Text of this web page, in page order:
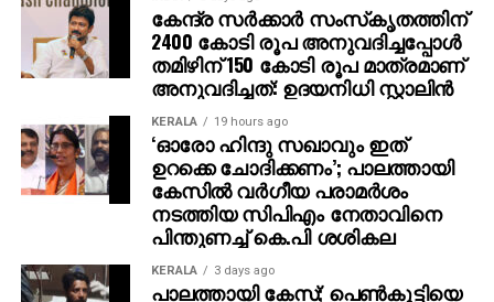
കേന്ദ്ര സര്‍ക്കാര്‍ സംസ്‌കൃതത്തിന്
2400 കോടി രൂപ അനുവദിച്ചപ്പോള്‍
തമിഴിന് 150 കോടി രൂപ മാത്രമാണ്
അനുവദിച്ചത്: ഉദയനിധി സ്റ്റാലിന്‍
KERALA 19 hours ago
‘ഓരോ ഹിന്ദു സഖാവും ഇത്
ഉറക്കെ ചോദിക്കണം’; പാലത്തായി
കേസിൽ വർഗീയ പരാമർശം
നടത്തിയ സിപിഎം നേതാവിനെ
പിന്തുണച്ച് കെ.പി ശശികല
KERALA 3 days ago
പാലത്തായി കേസ്; പെൺകുട്ടിയെ